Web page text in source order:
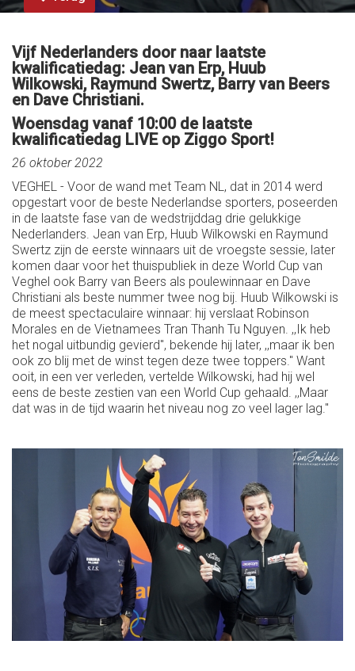
Vijf Nederlanders door naar laatste
kwalificatiedag: Jean van Erp, Huub
Wilkowski, Raymund Swertz, Barry van Beers
en Dave Christiani.
Woensdag vanaf 10:00 de laatste
kwalificatiedag LIVE op Ziggo Sport!
26 oktober 2022
VEGHEL - Voor de wand met Team NL, dat in 2014 werd
opgestart voor de beste Nederlandse sporters, poseerden
in de laatste fase van de wedstrijddag drie gelukkige
Nederlanders. Jean van Erp, Huub Wilkowski en Raymund
Swertz zijn de eerste winnaars uit de vroegste sessie, later
komen daar voor het thuispubliek in deze World Cup van
Veghel ook Barry van Beers als poulewinnaar en Dave
Christiani als beste nummer twee nog bij. Huub Wilkowski is
de meest spectaculaire winnaar: hij verslaat Robinson
Morales en de Vietnamees Tran Thanh Tu Nguyen. ,,Ik heb
het nogal uitbundig gevierd'', bekende hij later, ,,maar ik ben
ook zo blij met de winst tegen deze twee toppers.'' Want
ooit, in een ver verleden, vertelde Wilkowski, had hij wel
eens de beste zestien van een World Cup gehaald. ,,Maar
dat was in de tijd waarin het niveau nog zo veel lager lag.''